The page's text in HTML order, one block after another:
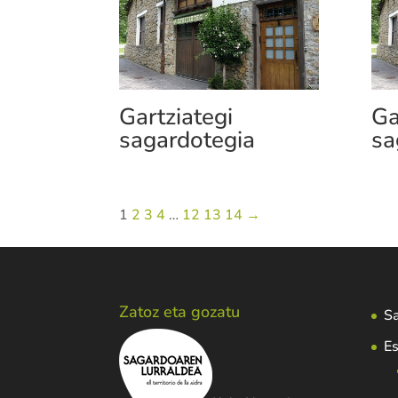
Gartziategi
sagardotegia
1 2 3 4 … 12 13 14 →
Zatoz eta gozatu